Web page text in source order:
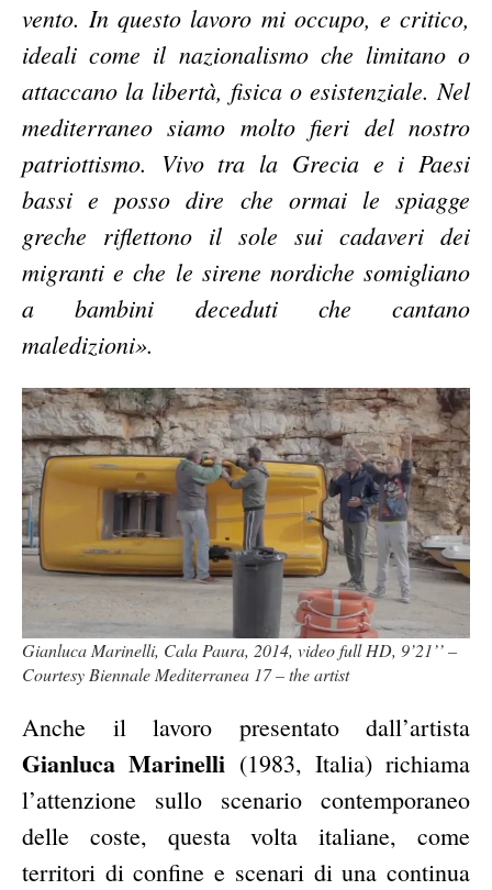
vento. In questo lavoro mi occupo, e critico,
ideali come il nazionalismo che limitano o
attaccano la libertà, fisica o esistenziale. Nel
mediterraneo siamo molto fieri del nostro
patriottismo. Vivo tra la Grecia e i Paesi
bassi e posso dire che ormai le spiagge
greche riflettono il sole sui cadaveri dei
migranti e che le sirene nordiche somigliano
a bambini deceduti che cantano
maledizioni».
Gianluca Marinelli, Cala Paura, 2014, video full HD, 9’21’’ –
Courtesy Biennale Mediterranea 17 – the artist
Anche il lavoro presentato dall’artista
Gianluca Marinelli (1983, Italia) richiama
l’attenzione sullo scenario contemporaneo
delle coste, questa volta italiane, come
territori di confine e scenari di una continua